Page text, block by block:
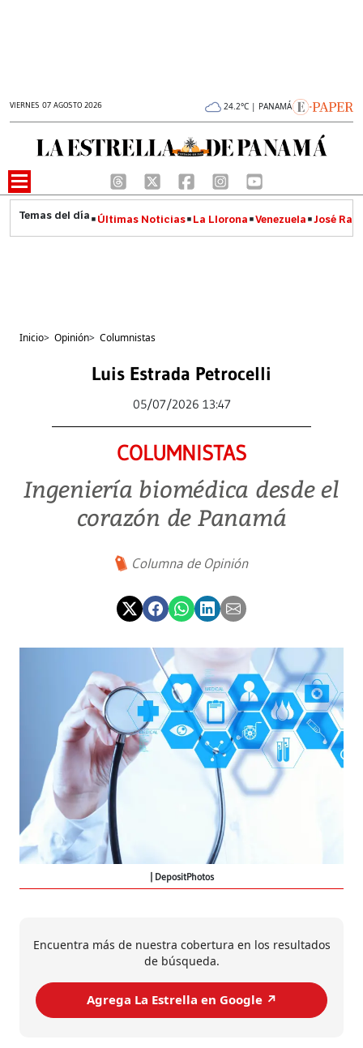
VIERNES 07 AGOSTO 2026 24.2°C | PANAMÁ
Últimas Noticias La Llorona Venezuela José
Inicio> Opinión> Columnistas
Luis Estrada Petrocelli
05/07/2026 13:47
COLUMNISTAS
Ingeniería biomédica desde el
corazón de Panamá
Columna de Opinión
DepositPhotos
Encuentra más de nuestra cobertura en los resultados
de búsqueda.
Agrega La Estrella en Google ↗️